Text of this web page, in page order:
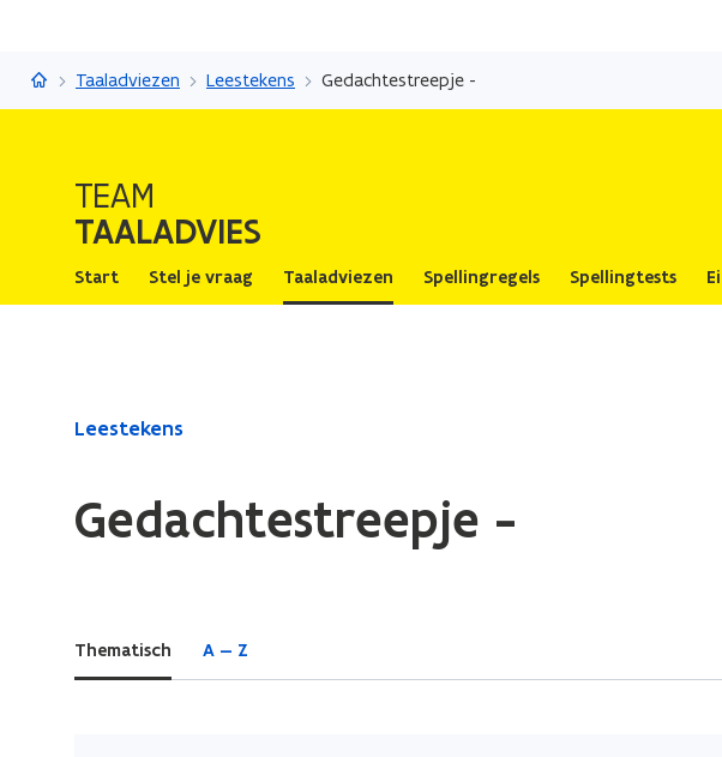
TaaladviesTaaladviezen Leestekens Gedachtestreepje -
TEAM
TAALADVIES
Start Stel je vraag Taaladviezen Spellingregels Spellingtests
Gedaan
Gedachtestreepje
Leestekens
Gedachtestreepje -
Thematisch A — Z